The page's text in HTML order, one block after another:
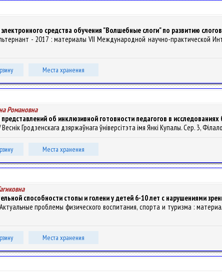
средства обучения "Волшебные слоги" по развитию
- 2017 : материалы VII Международной научно-практической
Места хранения
Романовна
об инклюзивной готовности педагогов в исследованиях
Гродзенскага дзяржаўнага ўніверсітэта імя Янкі Купалы. Сер. 3,
Места хранения
способности стопы и голени у детей 6-10 лет с нарушениями
проблемы физического воспитания, спорта и туризма :
Места хранения